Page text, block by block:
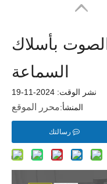
DA24K2 12600W 2 قناة 1U الفئة D PA مضخم الصوت
بأسلاك
السماعة
الكاتب:محرر الموقع نشر الوقت: 2024-11-19
المنشأ:محرر الموقع
رسالتك